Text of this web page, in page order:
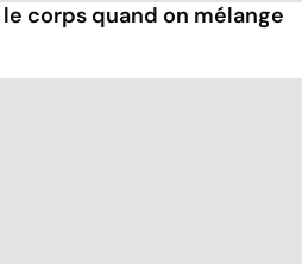
corps quand on mélange